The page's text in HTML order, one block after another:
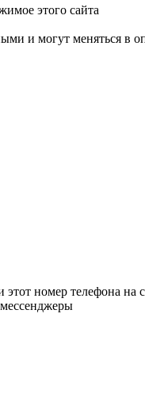
этого сайта
и могут меняться в
номер телефона на